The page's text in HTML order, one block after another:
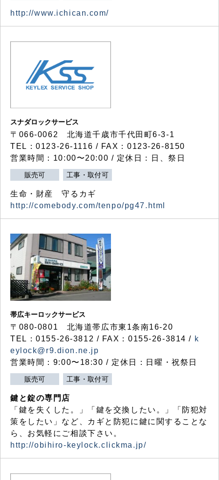
http://www.ichican.com/
スナダロックサービス
〒066-0062 北海道千歳市千代田町6-3-1
TEL：0123-26-1116 / FAX：0123-26-8150
営業時間：10:00〜20:00 / 定休日：日、祭日
販売可 工事・取付可
生命・財産 守るカギ
http://comebody.com/tenpo/pg47.html
帯広キーロックサービス
〒080-0801 北海道帯広市東1条南16-20
TEL：0155-26-3812 / FAX：0155-26-3814 / k
eylock@r9.dion.ne.jp
営業時間：9:00〜18:30 / 定休日：日曜・祝祭日
販売可 工事・取付可
鍵と錠の専門店
「鍵を失くした。」「鍵を交換したい。」「防犯対
策をしたい」など、カギと防犯に鍵に関することな
ら、お気軽にご相談下さい。
http://obihiro-keylock.clickma.jp/